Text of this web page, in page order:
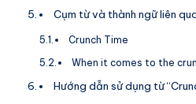
Cụm từ và thành ngữ liên
Crunch Time
When it comes to the
Hướng dẫn sử dụng từ